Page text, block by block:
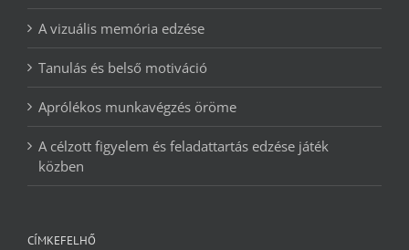
A vizuális memória edzése
Tanulás és belső motiváció
Aprólékos munkavégzés öröme
A célzott figyelem és feladattartás edzése játék
közben
CÍMKEFELHŐ